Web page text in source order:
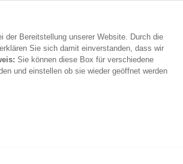
der Bereitstellung unserer Website. Durch die
Sie sich damit einverstanden, dass wir
Sie können diese Box für verschiedene
und einstellen ob sie wieder geöffnet werden